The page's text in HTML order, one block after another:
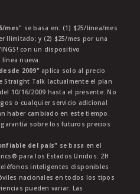
mes" se basa en: (1) $25/línea/mes
Ilimitado; y (2) $25/mes por una
con un dispositivo
nueva.
2009" aplica solo al precio
Straight Talk (actualmente el plan
10/16/2009 hasta el presente. No
o cualquier servicio adicional
haber cambiado en este tiempo.
sobre los futuros precios
del país" se basa en el
para los Estados Unidos: 2H
inteligentes disponibles
nacionales en todos los tipos
pueden variar. Las